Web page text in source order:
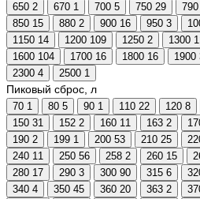
650 2 670 1 700 5 750 29 790
850 15 880 2 900 16 950 3
1150 14 1200 109 1250 2 1300
1600 104 1700 16 1800 16 1900
2300 4 2500 1
Пиковый сброс, л
70 1 80 5 90 1 110 22 120 8
150 31 152 2 160 11 163 2
190 2 199 1 200 53 210 25
240 11 250 56 258 2 260 15
280 17 290 3 300 90 315 6
340 4 350 45 360 20 363 2